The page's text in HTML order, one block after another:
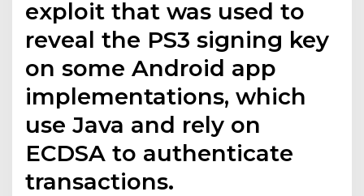
exploit that was used to
reveal the PS3 signing key
on some Android app
implementations, which
use Java and rely on
ECDSA to authenticate
transactions.